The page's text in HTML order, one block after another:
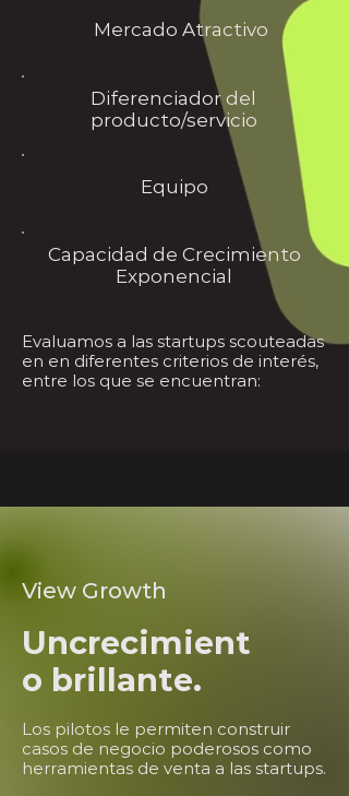
Mercado Atractivo
Diferenciador del
producto/servicio
Equipo
Capacidad de Crecimiento
Exponencial
Evaluamos a las startups scouteadas
en en diferentes criterios de interés,
entre los que se encuentran:
View Growth
Uncrecimient
o brillante.
Los pilotos le permiten construir
casos de negocio poderosos como
herramientas de venta a las startups.